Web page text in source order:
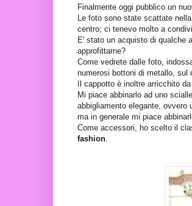
Finalmente oggi pubblico un
Le foto sono state scattate
centro; ci tenevo molto a
E' stato un acquisto di qualche
approfittarne?
Come vedrete dalle foto,
numerosi bottoni di metallo, sul
Il cappotto è inoltre arricchito
Mi piace abbinarlo ad uno
abbigliamento elegante, ovvero
ma in generale mi piace
Come accessori, ho scelto il
fashion